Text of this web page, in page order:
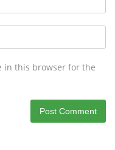
in this browser for the